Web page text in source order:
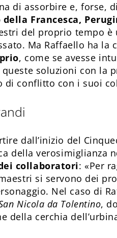
di assorbire e, forse, di
Francesca,
del proprio tempo
Ma Raffaello ha la
, come se avesse
soluzioni con la
di conflitto con i suoi
dall’inizio del
della verosimiglianza
collaboratori: «Per
si servono dei
Nel caso di
Nicola da Tolentino,
della cerchia